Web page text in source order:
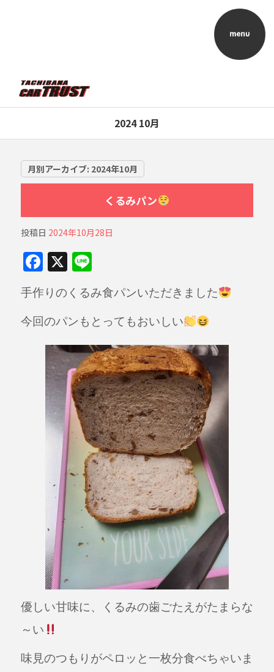
2024 10月
月別アーカイブ: 2024年10月
くるみパン
投稿日 2024年10月28日
F
a
c
e
b
o
o
k
X Li
n
e
手作りのくるみ食パンいただきました
今回のパンもとってもおいしい
優しい甘味に、くるみの歯ごたえがたまらな
～い
味見のつもりがペロッと一枚分食べちゃいま